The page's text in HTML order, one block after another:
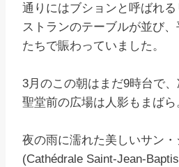
通りにはブションと呼ばれ
ストランのテーブルが並び
たちで賑わっていました。
3月のこの朝はまだ9時台で
聖堂前の広場は人影もまばら
夜の雨に濡れた美しいサン
(Cathédrale Saint-Jean-